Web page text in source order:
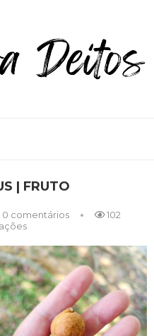
| FRUTO
0 comentários
102